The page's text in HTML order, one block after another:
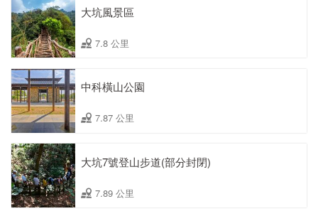
大坑風景區
7.8 公里
中科橫山公園
7.87 公里
大坑7號登山步道(部分封閉)
7.89 公里